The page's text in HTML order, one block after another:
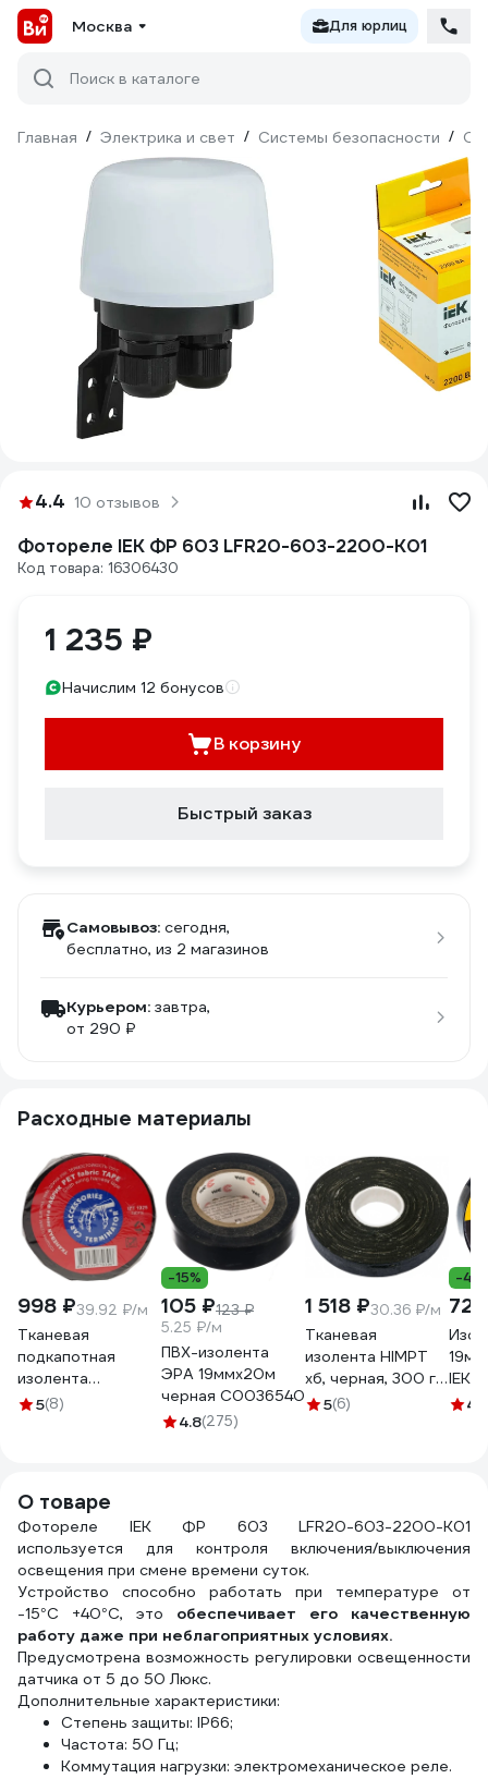
Москва Для юрлиц
Поиск в каталоге
Главная / Электрика и свет / Системы безопасности /
4.4 10 отзывов
Фотореле IEK ФР 603 LFR20-603-2200-K01
Код товара: 16306430
1 235 ₽
Начислим 12 бонусов
В корзину
Быстрый заказ
Самовывоз: сегодня,
бесплатно, из 2 магазинов
Курьером: завтра,
от 290 ₽
Расходные материалы
998 ₽39.92 ₽/м
Тканевая
подкапотная
изолента
Terminator Izt
5(8)
-15%
105 ₽123 ₽
5.25 ₽/м
ПВХ-изолента
ЭРА 19ммх20м
черная C0036540
4.8(275)
1 518 ₽30.36 ₽/м
Тканевая
изолента HIMPT
хб, черная, 300 г,
двухсторонняя,
5(6)
-
72
IEK
10-4.7
О товаре
Фотореле IEK ФР 603 LFR20-603-2200-K01
используется для контроля включения/выключения
освещения при смене времени суток.
Устройство способно работать при температуре от
-15°C +40°С, это обеспечивает его качественную
работу даже при неблагоприятных условиях.
Предусмотрена возможность регулировки освещенности
датчика от 5 до 50 Люкс.
Дополнительные характеристики:
Степень защиты: IP66;
Частота: 50 Гц;
Коммутация нагрузки: электромеханическое реле.